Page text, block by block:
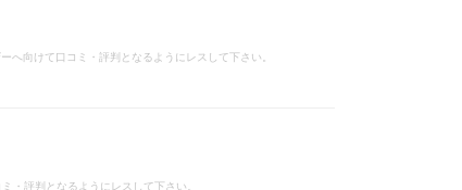
へ向けて口コミ・評判となるようにレスして下さい。
・評判となるようにレスして下さい。